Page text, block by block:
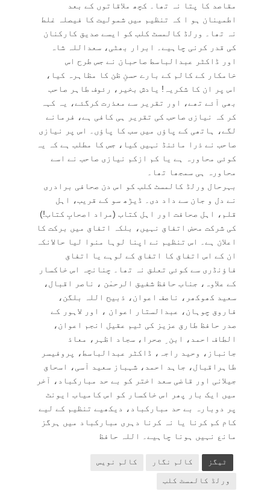
مقاصد کا پتا نہ تھا۔ کچھ ملاقاتوں کے بعد
اطمینان ہو ا کہ تنظیم میں شمولیت کا فیصلہ غلط
نہ تھا۔ ورلڈ کالمسٹ کلب کو ایسے صدیق کارکنان
کی قدر کرنی چاہیے۔ ابرار بھٹی، سعداللہ شاہ
اور ڈاکٹر عبدالباسط صاحبان نے جس طرح اس
خامکار کے کالم کے بارے حسنِ ظن کا مظاہرہ کیا،
اس پر ان کا شکریہ! یادش بخیر، رئوف طاہر صاحب
بھی آئے تھے، اور تقریر سے معذرت کرگئے، یہ کہہ
کر کہ نیازی صاحب کی تقریر ہی کافی ہے، فرمانے
لگے، ہاتھی کے پاؤں میں سب کا پاؤں۔ اس پر نیازی
صاحب نے ذرا مائنڈ نہیں کیا، جس کا مطلب ہے کہ یہ
کوئی محاورہ ہے یا کم ازکم نیازی صاحب نے اسے
محاورہ ہی سمجھا تھا۔
بہرحال ورلڈ کالمسٹ کلب کو اس دن صحافی برادری
نے دل و جان سے داد دی۔ ڈیڑھ سو کے قریب، اہل
قلم، اہل صحافت اور اہل کتاب (مراد اصحابِ کتاب!)
کی شرکت محض اتفاق نہیں، بلکہ اتفاق میں برکت کا
اعلان ہے۔ اس تنظیم نے اپنا لوہا منوا لیا حالانکہ
ان کے اس اتفاق کا اتفاق کے لوہے یا اتفاق
فاؤنڈری سے کوئی تعلق نہ تھا۔ چنانچہ اس خاکسار
کے علاوہ، جناب حافظ شفیق الرحمٰن ، ناصر اقبال،
سعید کھوکھر، ناصف اعوان، ذبیح اللہ بلگن،
فاروق چوہان، عبدالستار اعوان ، اور لاہور کے
صدر حافظ طارق عزیز کی ٹیم عقیل انجم اعوان،
الطاف احمد، ابن ِ صحرا، سجاد اظہر، معاذ
جانباز، وحید راجہ، ڈاکٹر عبدالباسط، پروفیسر
طاہراقبال، جاہد احمد، شہباز سعید آسی، اسحاق
جیلانی اور قاضی سعد اختر کو بے حد مبارکباد، آخر
میں ایک بار پھر اس خاکسار کو اس کامیاب ایونٹ
پر دوبارہ بے حد مبارکباد، دیکھیے تنظیم کے لیے
کام کم کرنا یا نہ کرنا دہری مبارکباد میں ہرگز
مانع نہیں ہونا چاہیے۔ اللہ حافظ
ٹیگز کالم نگار کالم نویس
ورلڈ کالمسٹ کلب